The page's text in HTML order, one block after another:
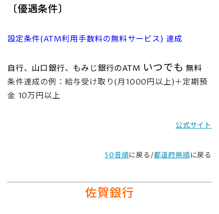
〔優遇条件〕
設定条件(ATM利用手数料の無料サービス) 達成
自行、山口銀行、もみじ銀行のATM いつでも 無料
条件達成の例：給与受け取り(月1000円以上)＋定期預
金 10万円以上
公式サイト
50音順に戻る/都道府県順に戻る
佐賀銀行